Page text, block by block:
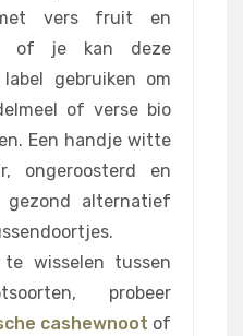
vers fruit en
of je kan deze
gebruiken om
of verse bio
Een handje witte
ongeroosterd en
alternatief
wisselen tussen
probeer
cashewnoot of